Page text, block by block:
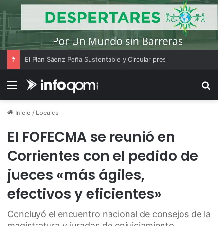
Menú
Inicio / Locales
El FOFECMA se reunió en
Corrientes con el pedido de
jueces «más ágiles,
efectivos y eficientes»
Concluyó el encuentro nacional de consejos de la